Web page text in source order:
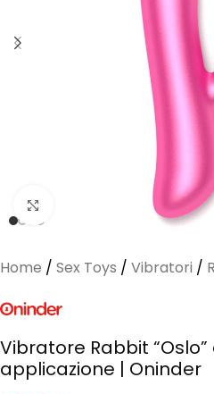
Clicca per ingrandire
Home / Sex Toys / Vibratori /
Vibratore Rabbit
applicazione | Oninder